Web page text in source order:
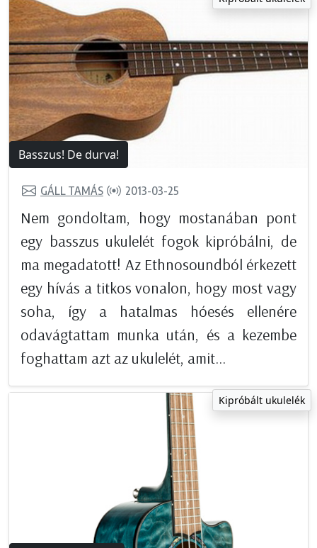
Basszus! De durva!
GÁLL TAMÁS 2013-03-25
Nem gondoltam, hogy mostanában pont
egy basszus ukulelét fogok kipróbálni, de
ma megadatott! Az Ethnosoundból érkezett
egy hívás a titkos vonalon, hogy most vagy
soha, így a hatalmas hóesés ellenére
odavágtattam munka után, és a kezembe
foghattam azt az ukulelét, amit...
Kipróbált ukulelék